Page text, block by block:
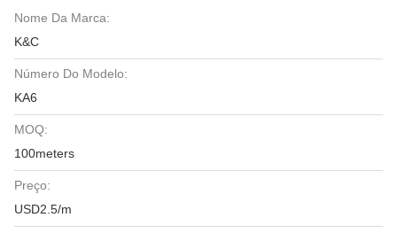
Nome Da Marca:
K&C
Número Do Modelo:
KA6
MOQ:
100meters
Preço:
USD2.5/m